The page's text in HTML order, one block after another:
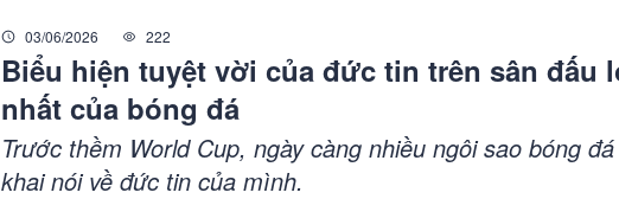
03/06/2026 222
Biểu hiện tuyệt vời của đức tin trên sân đấu
nhất của bóng đá
Trước thềm World Cup, ngày càng nhiều ngôi sao bóng
khai nói về đức tin của mình.